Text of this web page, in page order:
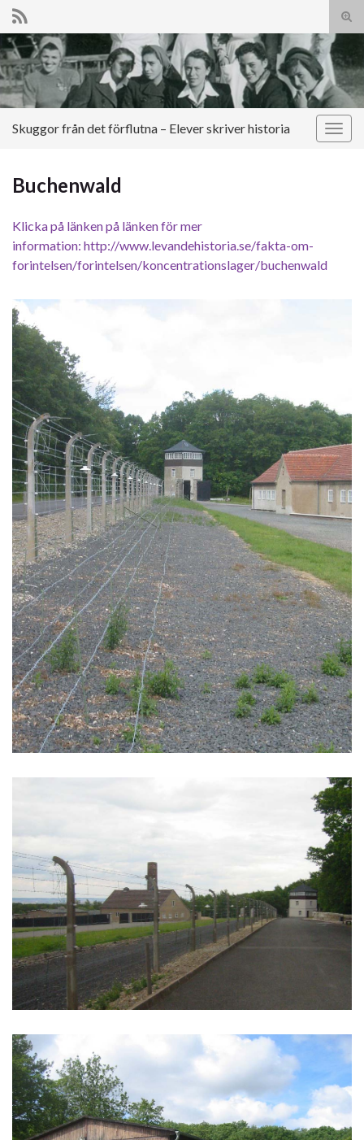
Slå
på/
Search for:
Slå
Skuggor från det förflutna – Elever skriver historia
Buchenwald
Klicka på länken på länken för mer
information: http://www.levandehistoria.se/fakta-om-
forintelsen/forintelsen/koncentrationslager/buchenwald